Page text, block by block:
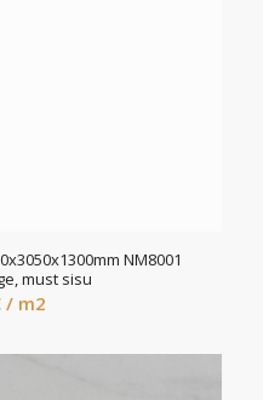
NM8001
must sisu
/ m2